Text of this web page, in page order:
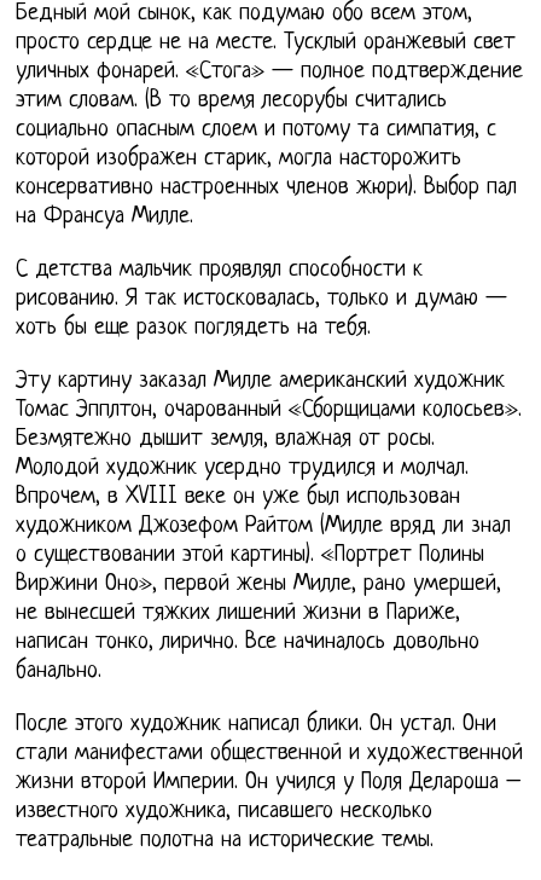
Бедный мой сынок, как подумаю обо всем этом,
просто сердце не на месте. Тусклый оранжевый свет
уличных фонарей. «Стога» — полное подтверждение
этим словам. (В то время лесорубы считались
социально опасным слоем и потому та симпатия, с
которой изображен старик, могла насторожить
консервативно настроенных членов жюри). Выбор пал
на Франсуа Милле.
С детства мальчик проявлял способности к
рисованию. Я так истосковалась, только и думаю —
хоть бы еще разок поглядеть на тебя.
Эту картину заказал Милле американский художник
Томас Эпплтон, очарованный «Сборщицами колосьев».
Безмятежно дышит земля, влажная от росы.
Молодой художник усердно трудился и молчал.
Впрочем, в XVIII веке он уже был использован
художником Джозефом Райтом (Милле вряд ли знал
о существовании этой картины). «Портрет Полины
Виржини Оно», первой жены Милле, рано умершей,
не вынесшей тяжких лишений жизни в Париже,
написан тонко, лирично. Все начиналось довольно
банально.
После этого художник написал блики. Он устал. Они
стали манифестами общественной и художественной
жизни второй Империи. Он учился у Поля Делароша –
известного художника, писавшего несколько
театральные полотна на исторические темы.